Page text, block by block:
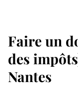
Faire un
des
Nantes